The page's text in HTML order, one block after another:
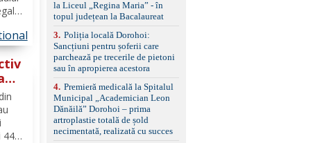
44
panoramică, geamuri
spate fumurii Carlig de
remorcare Bonus: -
Covorașe textile montate
pe mașină. -Ofer și un
set de covorașe din
împreună cu un set de
anvelope de iarnă.
la Liceul „Regina Maria” - în
topul județean la Bacalaureat
3. Poliția locală Dorohoi:
Sancțiuni pentru șoferii care
parchează pe trecerile de pietoni
sau în apropierea acestora
4. Premieră medicală la Spitalul
Municipal „Academician Leon
Dănăilă” Dorohoi – prima
artroplastie totală de șold
necimentată, realizată cu succes